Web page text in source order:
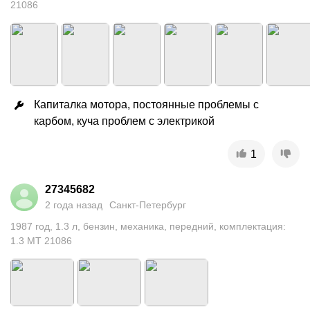
21086
Капиталка мотора, постоянные проблемы с
карбом, куча проблем с электрикой
1
27345682
2 года назад
Санкт-Петербург
1987 год 1.3 л бензин механика передний
комплектация:
1.3 MT 21086